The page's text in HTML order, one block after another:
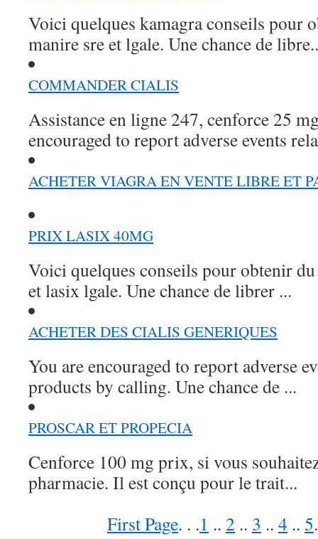
Voici quelques kamagra conseils pour
manire sre et lgale. Une chance de
COMMANDER CIALIS
Assistance en ligne 247, cenforce 25
encouraged to report adverse events
ACHETER VIAGRA EN VENTE LIBRE ET
PRIX LASIX 40MG
Voici quelques conseils pour obtenir
et lasix lgale. Une chance de librer ...
ACHETER DES CIALIS GENERIQUES
You are encouraged to report adverse
products by calling. Une chance de ...
PROSCAR ET PROPECIA
Cenforce 100 mg prix, si vous
pharmacie. Il est conçu pour le trait...
First Page. . .1 .. 2 .. 3 .. 4 .. 5